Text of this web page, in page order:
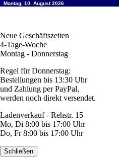
Montag, 10. August 2026
Neue Geschäftszeiten
4-Tage-Woche
Montag - Donnerstag
Regel für Donnerstag:
Bestellungen bis 13:30 Uhr
und Zahlung per PayPal,
werden noch direkt versendet.
Ladenverkauf - Rehstr. 15
Mo, Di 8:00 bis 17:00 Uhr
Do, Fr 8:00 bis 17:00 Uhr
Schließen